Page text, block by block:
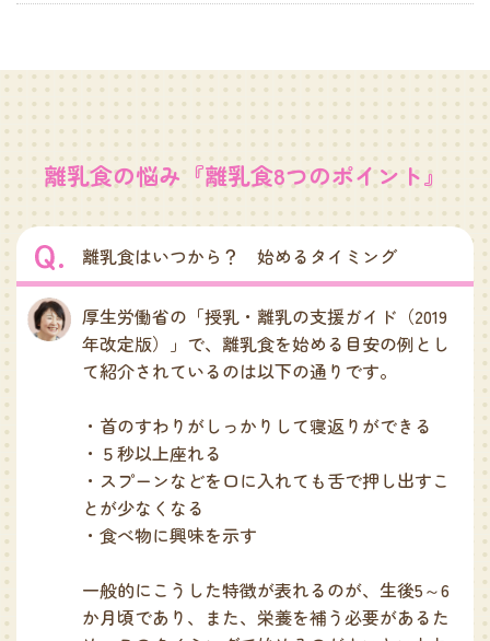
離乳食の悩み『離乳食8つのポイント』
離乳食はいつから？ 始めるタイミング
厚生労働省の「授乳・離乳の支援ガイド（2019
年改定版）」で、離乳食を始める目安の例とし
て紹介されているのは以下の通りです。
・首のすわりがしっかりして寝返りができる
・５秒以上座れる
・スプーンなどを口に入れても舌で押し出すこ
とが少なくなる
・食べ物に興味を示す
一般的にこうした特徴が表れるのが、生後5～6
か月頃であり、また、栄養を補う必要があるた